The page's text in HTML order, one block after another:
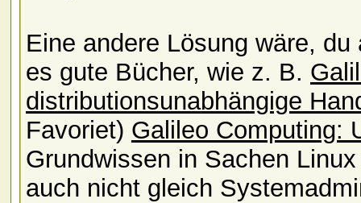
Eine andere Lösung wäre,
es gute Bücher, wie z. B.
distributionsunabhängige
Favoriet) Galileo Computing:
Grundwissen in Sachen
auch nicht gleich